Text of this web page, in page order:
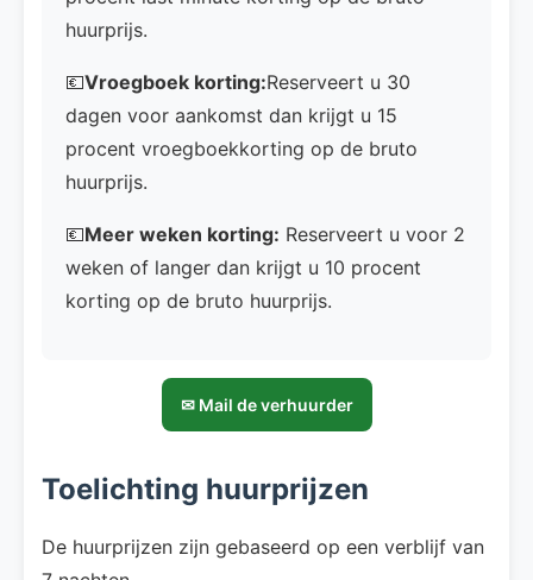
huurprijs.
💶Vroegboek korting:Reserveert u 30
dagen voor aankomst dan krijgt u 15
procent vroegboekkorting op de bruto
huurprijs.
💶Meer weken korting: Reserveert u voor 2
weken of langer dan krijgt u 10 procent
korting op de bruto huurprijs.
✉ Mail de verhuurder
Toelichting huurprijzen
De huurprijzen zijn gebaseerd op een verblijf van